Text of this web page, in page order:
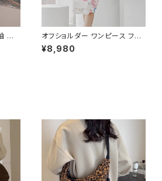
シャ
ニ
ホ
カ
オフショルダー ワンピース フラ
ワー柄 タイトワンピース ドレス
花柄ワンピ 春夏 エレガント 大
¥8,980